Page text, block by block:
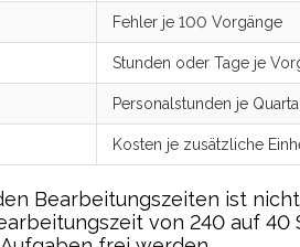
Fehler je 100 Vorgänge
Stunden oder Tage je
Personalstunden je
Kosten je zusätzliche
Bearbeitungszeiten ist
von 240 auf